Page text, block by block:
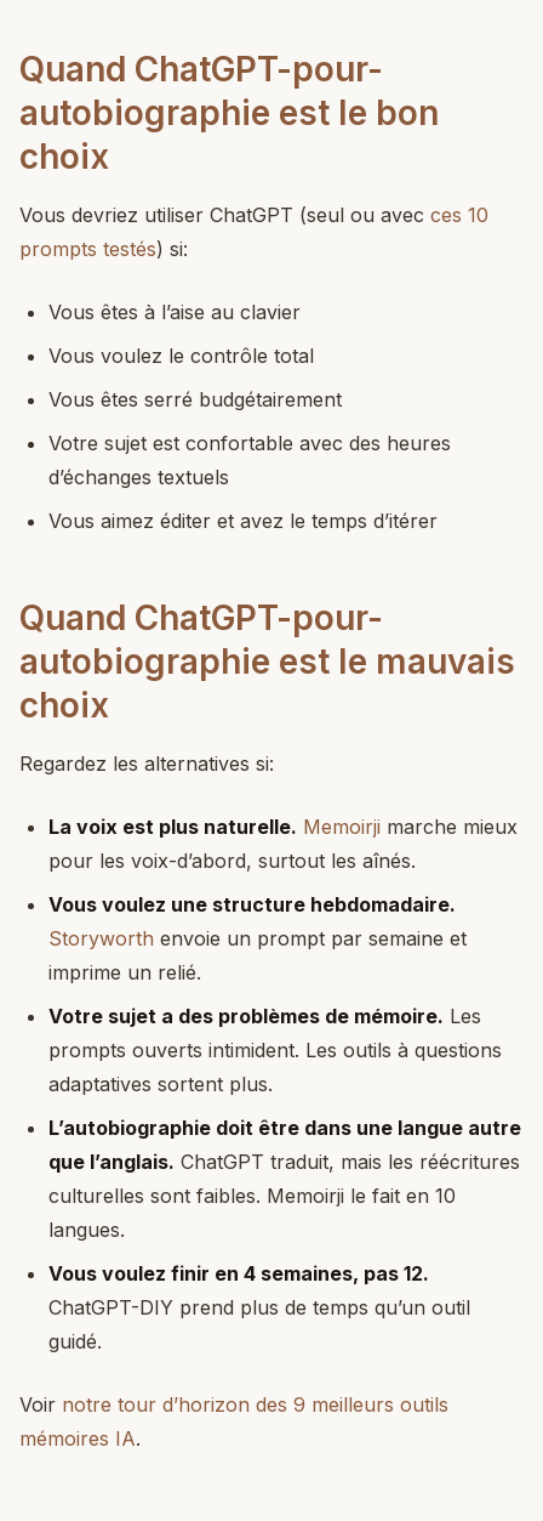
Quand ChatGPT-pour-
autobiographie est le bon
choix
Vous devriez utiliser ChatGPT (seul ou avec ces 10
prompts testés) si:
Vous êtes à l’aise au clavier
Vous voulez le contrôle total
Vous êtes serré budgétairement
Votre sujet est confortable avec des heures
d’échanges textuels
Vous aimez éditer et avez le temps d’itérer
Quand ChatGPT-pour-
autobiographie est le mauvais
choix
Regardez les alternatives si:
La voix est plus naturelle. Memoirji marche mieux
pour les voix-d’abord, surtout les aînés.
Vous voulez une structure hebdomadaire.
Storyworth envoie un prompt par semaine et
imprime un relié.
Votre sujet a des problèmes de mémoire. Les
prompts ouverts intimident. Les outils à questions
adaptatives sortent plus.
L’autobiographie doit être dans une langue autre
que l’anglais. ChatGPT traduit, mais les réécritures
culturelles sont faibles. Memoirji le fait en 10
langues.
Vous voulez finir en 4 semaines, pas 12.
ChatGPT-DIY prend plus de temps qu’un outil
guidé.
Voir notre tour d’horizon des 9 meilleurs outils
mémoires IA.